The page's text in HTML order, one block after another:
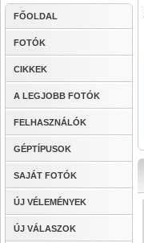
FŐOLDAL
FOTÓK
CIKKEK
A LEGJOBB FOTÓK
FELHASZNÁLÓK
GÉPTÍPUSOK
SAJÁT FOTÓK
ÚJ VÉLEMÉNYEK
ÚJ VÁLASZOK